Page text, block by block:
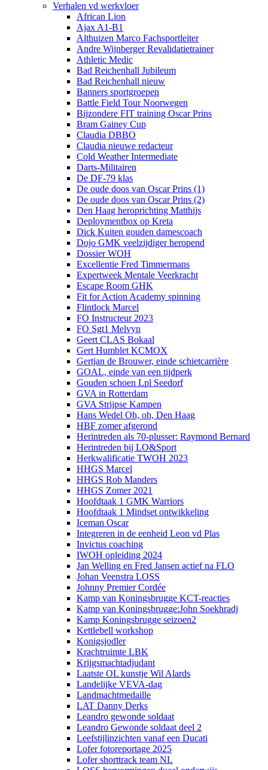
Verhalen vd werkvloer
African Lion
Ajax A1-B1
Althuizen Marco Fachsportleiter
Andre Wijnberger Revalidatietrainer
Athletic Medic
Bad Reichenhall Jubileum
Bad Reichenhall nieuw
Banners sportgroepen
Battle Field Tour Noorwegen
Bijzondere FIT training Oscar Prins
Bram Gainey Cup
Claudia DBBO
Claudia nieuwe redacteur
Cold Weather Intermediate
Darts-Militairen
De DF-79 klas
De oude doos van Oscar Prins (1)
De oude doos van Oscar Prins (2)
Den Haag heroprichting Matthijs
Deploymentbox op Kreta
Dick Kuiten gouden damescoach
Dojo GMK veelzijdiger heropend
Dossier WOH
Excellentie Fred Timmermans
Expertweek Mentale Veerkracht
Escape Room GHK
Fit for Action Academy spinning
Flintlock Marcel
FO Instructeur 2023
FO Sgt1 Melvyn
Geert CLAS Bokaal
Gert Humblet KCMOX
Gertjan de Brouwer, einde schietcarrière
GOAL, einde van een tijdperk
Gouden schoen Lpl Seedorf
GVA in Rotterdam
GVA Strijpse Kampen
Hans Wedel Oh, oh, Den Haag
HBF zomer afgerond
Herintreden als 70-plusser: Raymond Bernard
Herintreden bij LO&Sport
Herkwalificatie TWOH 2023
HHGS Marcel
HHGS Rob Manders
HHGS Zomer 2021
Hoofdtaak 1 GMK Warriors
Hoofdtaak 1 Mindset ontwikkeling
Iceman Oscar
Integreren in de eenheid Leon vd Plas
Invictus coaching
IWOH opleiding 2024
Jan Welling en Fred Jansen actief na FLO
Johan Veenstra LOSS
Johnny Premier Cordée
Kamp van Koningsbrugge KCT-reacties
Kamp van Koningsbrugge:John Soekhradj
Kamp Koningsbrugge seizoen2
Kettlebell workshop
Konigsjodler
Krachtruimte LBK
Krijgsmachtadjudant
Laatste OL kunstje Wil Alards
Landelijke VEVA-dag
Landmachtmedaille
LAT Danny Derks
Leandro gewonde soldaat
Leandro Gewonde soldaat deel 2
Leefstijlinzichten vanaf een Ducati
Lofer fotoreportage 2025
Lofer shorttrack team NL